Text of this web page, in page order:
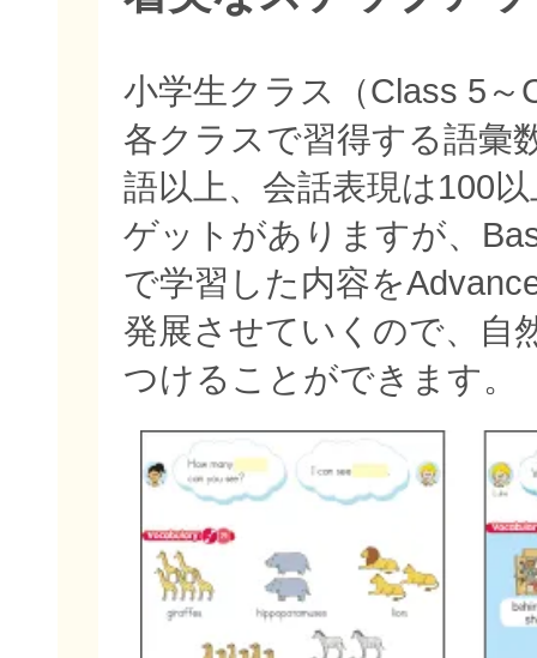
小学生クラス（Class 5～
各クラスで習得する語彙
語以上、会話表現は100
ゲットがありますが、
で学習した内容を
発展させていくので、自
つけることができます。